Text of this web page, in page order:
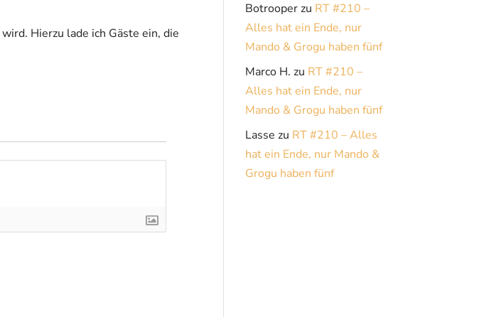
Hierzu lade ich Gäste ein, die
Botrooperzu RT #210 –
Alles hat ein Ende, nur
Mando & Grogu haben fünf
Marco H. zu RT #210 –
Alles hat ein Ende, nur
Mando & Grogu haben fünf
Lasse zu RT #210 – Alles
hat ein Ende, nur Mando &
Grogu haben fünf